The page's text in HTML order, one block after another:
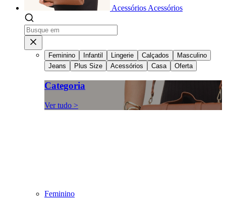
Acessórios Acessórios
Feminino Infantil Lingerie Calçados
Masculino
Jeans
Plus Size Acessórios Casa Oferta
Categoria
Ver tudo >
Feminino